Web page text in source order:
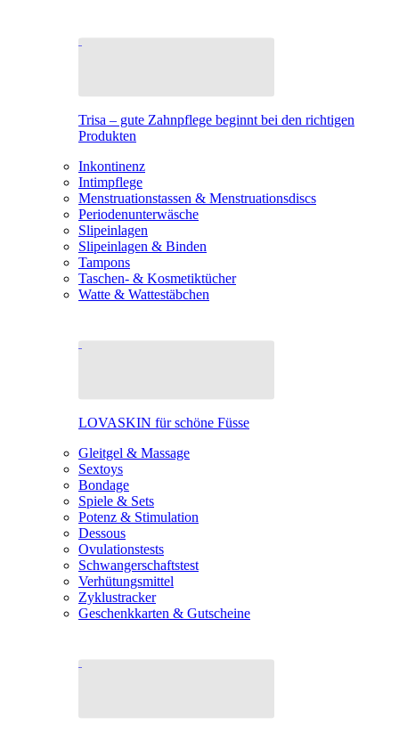
Trisa – gute Zahnpflege beginnt bei den richtigen
Produkten
Inkontinenz
Intimpflege
Menstruationstassen & Menstruationsdiscs
Periodenunterwäsche
Slipeinlagen
Slipeinlagen & Binden
Tampons
Taschen- & Kosmetiktücher
Watte & Wattestäbchen
LOVASKIN für schöne Füsse
Gleitgel & Massage
Sextoys
Bondage
Spiele & Sets
Potenz & Stimulation
Dessous
Ovulationstests
Schwangerschaftstest
Verhütungsmittel
Zyklustracker
Geschenkkarten & Gutscheine